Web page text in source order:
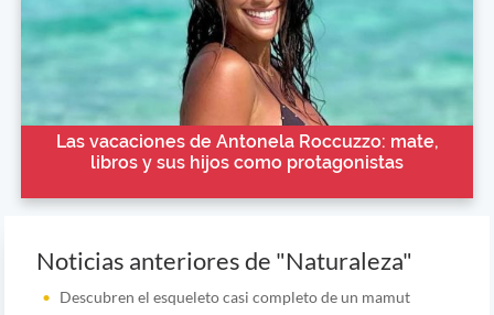
Las vacaciones de Antonela Roccuzzo: mate,
libros y sus hijos como protagonistas
Noticias anteriores de "Naturaleza"
Descubren el esqueleto casi completo de un mamut